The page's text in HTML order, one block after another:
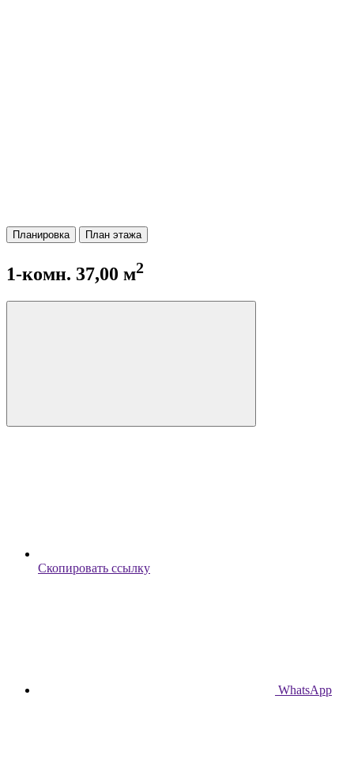
Планировка План этажа
1-комн. 37,00 м2
Скопировать ссылку
WhatsApp